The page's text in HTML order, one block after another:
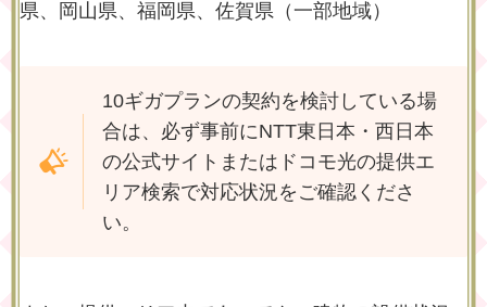
県、岡山県、福岡県、佐賀県（一部地域）
10ギガプランの契約を検討している場
合は、必ず事前にNTT東日本・西日本
の公式サイトまたはドコモ光の提供エ
リア検索で対応状況をご確認くださ
い。